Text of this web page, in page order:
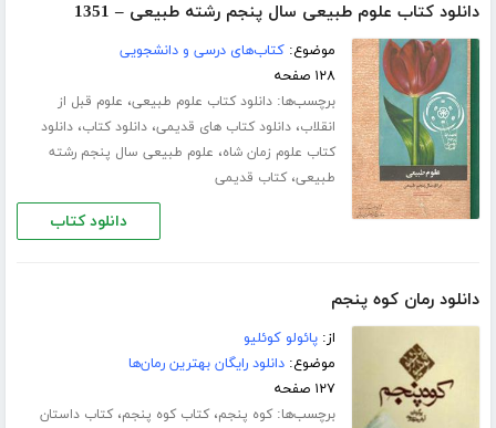
دانلود کتاب علوم طبیعی سال پنجم رشته طبیعی – 1351
موضوع:کتاب‌های درسی و دانشجویی
۱۲۸ صفحه
برچسب‌ها:دانلود کتاب علوم طبیعی، علوم قبل از
انقلاب،دانلود کتاب های قدیمی،دانلود کتاب،دانلود
کتاب علوم زمان شاه، علوم طبیعی سال پنجم رشته
طبیعی،کتاب قدیمی
دانلود کتاب
دانلود رمان کوه پنجم
از:پائولو کوئلیو
موضوع:دانلود رایگان بهترین رمان‌ها
۱۲۷ صفحه
برچسب‌ها:کوه پنجم،کتاب کوه پنجم،کتاب داستان